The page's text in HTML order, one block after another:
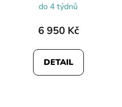
do 4 týdnů
6 950 Kč
DETAIL